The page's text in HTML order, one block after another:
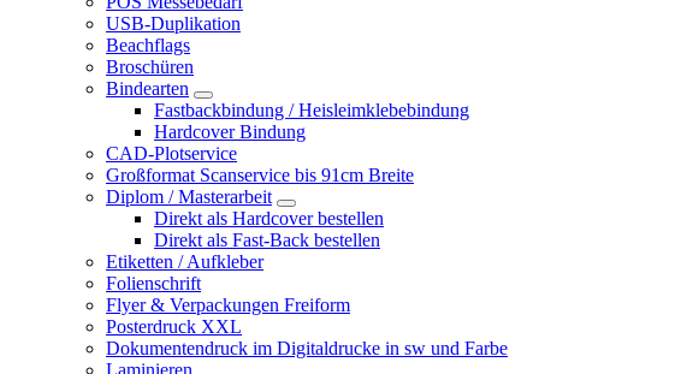
USB-Duplikation
Beachflags
Broschüren
Bindearten
Fastbackbindung / Heisleimklebebindung
Hardcover Bindung
CAD-Plotservice
Großformat Scanservice bis 91cm Breite
Diplom / Masterarbeit
Direkt als Hardcover bestellen
Direkt als Fast-Back bestellen
Etiketten / Aufkleber
Folienschrift
Flyer & Verpackungen Freiform
Posterdruck XXL
Dokumentendruck im Digitaldrucke in sw und Farbe
Laminieren